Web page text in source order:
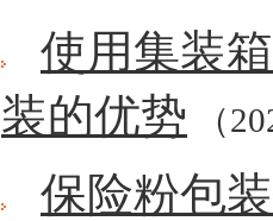
使用集装
装的优势 （
保险粉包